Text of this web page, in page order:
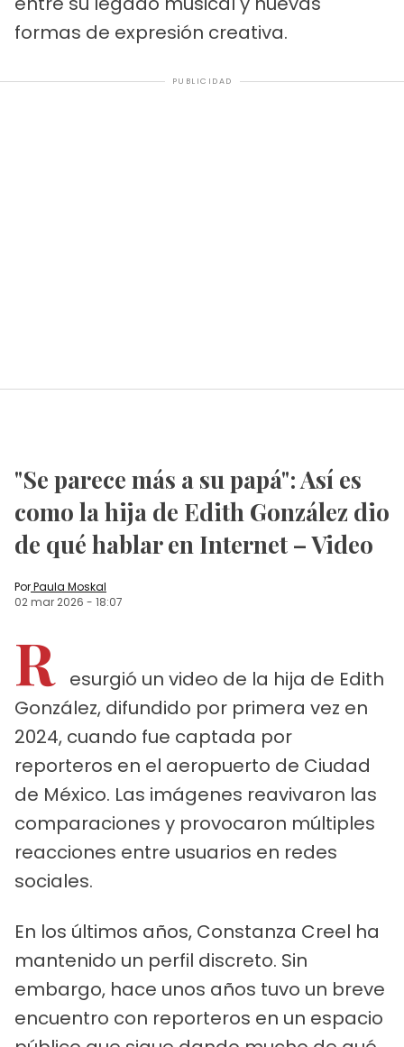
formas de expresión creativa.
PUBLICIDAD
"Se parece más a su papá": Así es
como la hija de Edith González dio
de qué hablar en Internet – Video
PorPaula Moskal
02 mar 2026 - 18:07
R
esurgió un video de la hija de Edith
González, difundido por primera vez en
2024, cuando fue captada por
reporteros en el aeropuerto de Ciudad
de México. Las imágenes reavivaron las
comparaciones y provocaron múltiples
reacciones entre usuarios en redes
sociales.
En los últimos años, Constanza Creel ha
mantenido un perfil discreto. Sin
embargo, hace unos años tuvo un breve
encuentro con reporteros en un espacio